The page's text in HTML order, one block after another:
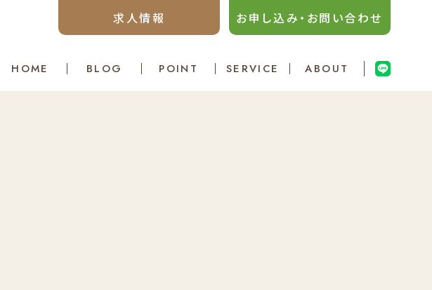
求人情報 お申し込み・お問い合わせ
HOME BLOG POINT SERVICE ABOUT